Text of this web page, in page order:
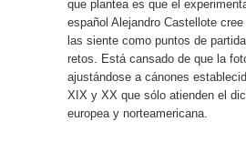
que plantea es que el
español Alejandro Castellote
las siente como puntos de
retos. Está cansado de que la
ajustándose a cánones
XIX y XX que sólo atienden el
europea y norteamericana.